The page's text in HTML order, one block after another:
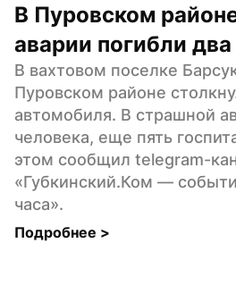
В Пуровском
аварии погибли
В вахтовом поселке
Пуровском районе
автомобиля. В страшной
человека, еще пять
этом сообщил telegram-
«Губкинский.Ком —
часа».
Подробнее >